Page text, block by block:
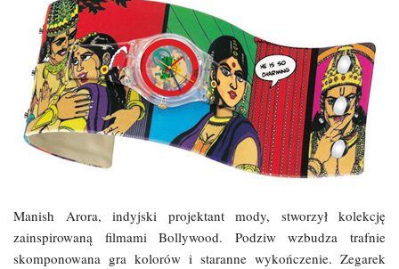
Manish Arora, indyjski projektant mody, stworzył kolekcję
zainspirowaną filmami Bollywood. Podziw wzbudza trafnie
skomponowana gra kolorów i staranne wykończenie. Zegarek